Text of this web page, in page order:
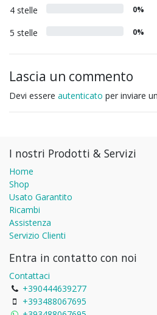
4 stelle 0%
5 stelle 0%
Lascia un commento
Devi essere autenticato per inviare
I nostri Prodotti & Servizi
Home
Shop
Usato Garantito
Ricambi
Assistenza
Servizio Clienti
Entra in contatto con noi
Contattaci
+390444639277
+393488067695